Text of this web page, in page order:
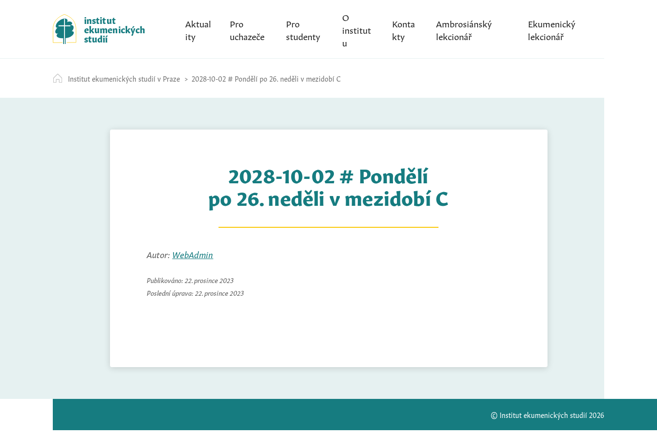
k
i
p
t
c
o
institut
ekumenických
studií
Aktual
ity
Pro
uchazeče
Pro
studenty
O
institut
u
Konta
kty
Ambrosiánský
lekcionář
Ekumenický
lekcionář
Institut ekumenických studií v Praze 2028-10-02 # Pondělí po 26. neděli v mezidobí C
2028-10-02 # Pondělí
po 26. neděli v mezidobí C
Autor: WebAdmin
Publikováno: 22. prosince 2023
Poslední úprava: 22. prosince 2023
© Institut ekumenických studií 2026